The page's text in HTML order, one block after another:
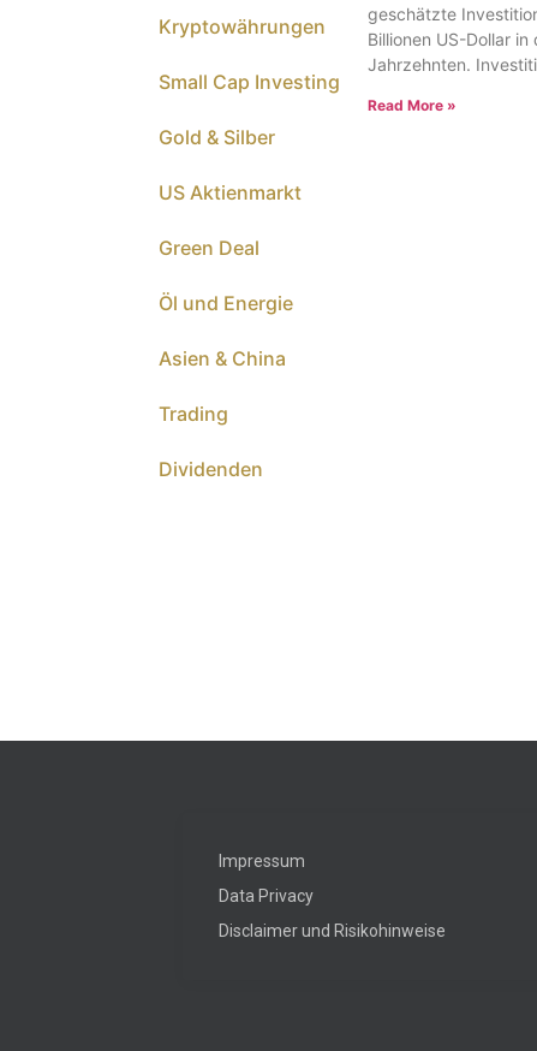
Kryptowährungen
Small Cap Investing
Gold & Silber
US Aktienmarkt
Green Deal
Öl und Energie
Asien & China
Trading
Dividenden
geschätzte
Billionen US-Dollar
Jahrzehnten.
Read More »
Impressum
Data Privacy
Disclaimer und Risikohinweise